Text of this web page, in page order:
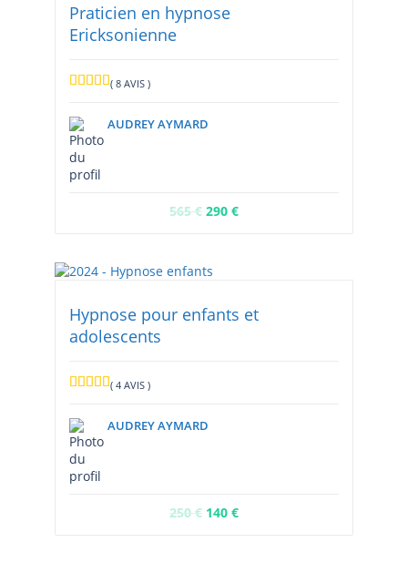
Praticien en hypnose
Ericksonienne
( 8 AVIS )
AUDREY AYMARD
565 € 290 €
Hypnose pour enfants et
adolescents
( 4 AVIS )
AUDREY AYMARD
250 € 140 €